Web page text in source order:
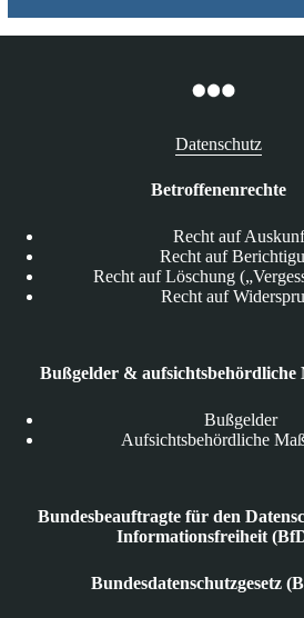
Datenschutz
Betroffenenrechte
Recht auf
Recht auf
Recht auf Löschung
Recht auf
Bußgelder & aufsichtsbehördliche
Bußgelder
Aufsichtsbehördliche
Bundesbeauftragte für den
Informationsfreiheit
Bundesdatenschutzgesetz